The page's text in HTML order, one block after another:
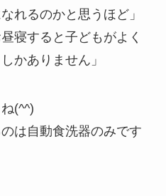
れるのかと思うほど」
寝すると子どもがよく
かありません」
(^^)
は自動食洗器のみです